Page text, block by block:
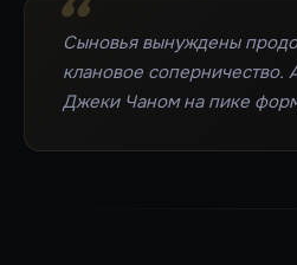
Сыновья вынуждены
клановое соперничество.
Джеки Чаном на пике